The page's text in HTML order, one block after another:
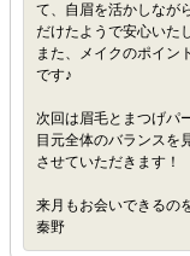
て、自眉を活かしなが
だけたようで安心いた
また、メイクのポイン
です♪
次回は眉毛とまつげパ
目元全体のバランスを
させていただきます！
来月もお会いできるの
秦野